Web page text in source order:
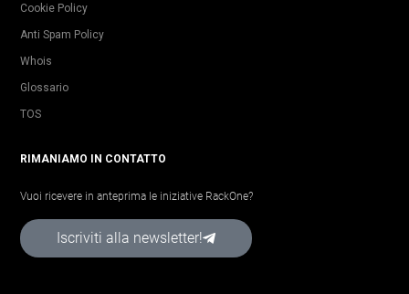
Cookie Policy
Anti Spam Policy
Whois
Glossario
TOS
RIMANIAMO IN CONTATTO
Vuoi ricevere in anteprima le iniziative RackOne?
Iscriviti alla newsletter!